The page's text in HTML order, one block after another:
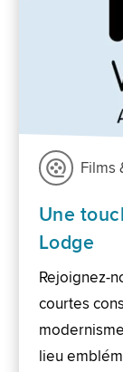
Films
Une
Lodge
Rejoignez-
courtes
lieu